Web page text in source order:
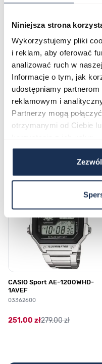
Niniejsza strona
Wykorzystujemy pliki
i reklam, aby oferować
analizować ruch w
Informacje o tym, jak
udostępniamy partnerom
reklamowym i
Partnerzy mogą
otrzymanymi od Ciebie
Zapytaj o produkt
Płatność i dostawa
Poruszanie się po
Naciśnij, aby pominąć
Naciśnij, aby przejść do
CASIO Sport AE-1200WHD-
1AVEF
03362600
251,00 zł279,00 zł